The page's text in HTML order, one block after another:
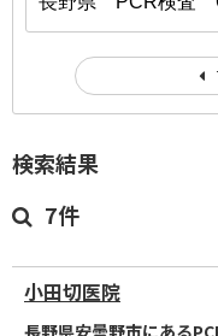
検索結果
7件
小田切医院
長野県安曇野市にある